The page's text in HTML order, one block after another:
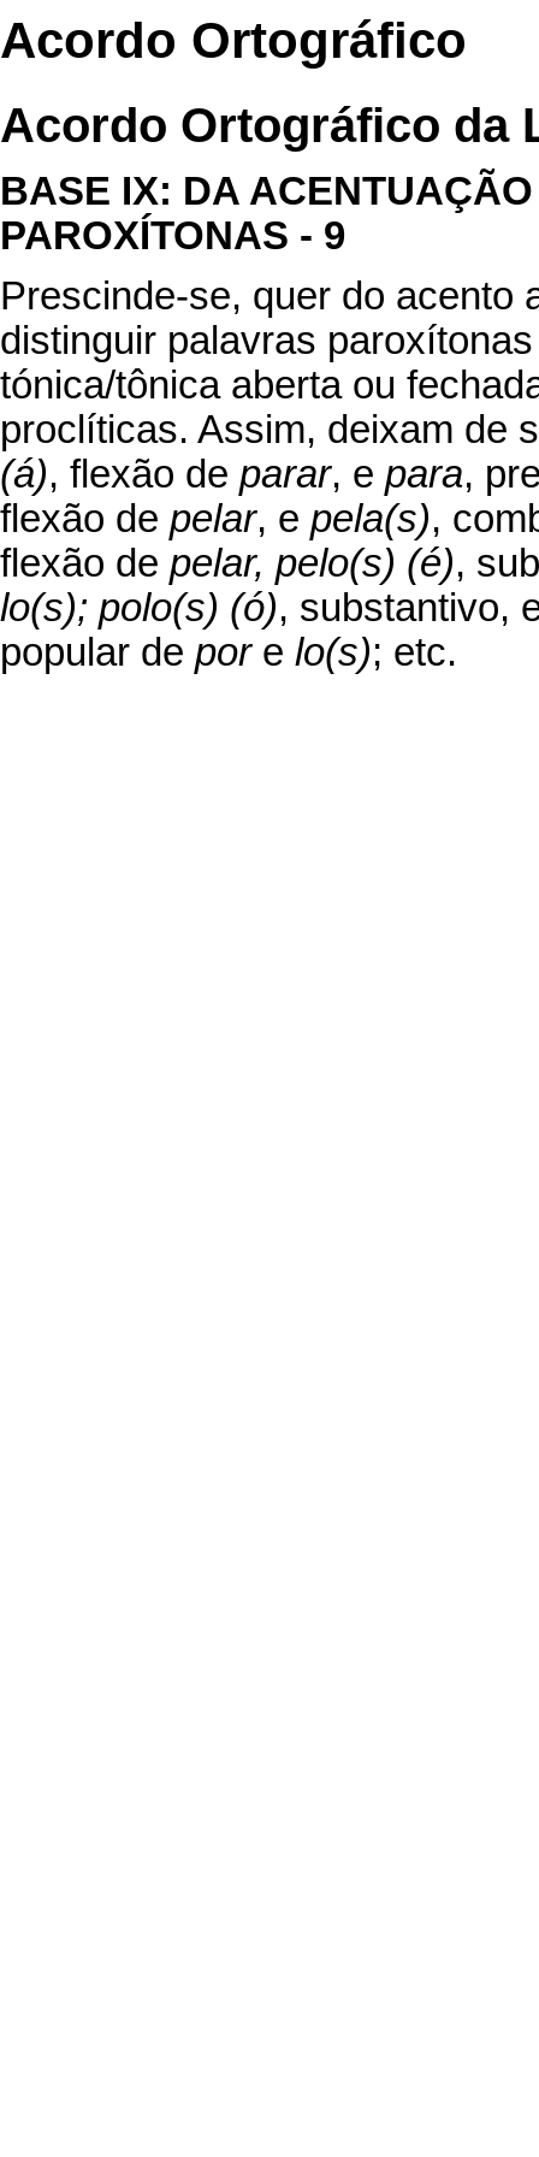
Acordo Ortográfico
Acordo Ortográfico da
BASE IX: DA
PAROXÍTONAS - 9
Prescinde-se, quer do acento
distinguir palavras
tónica/tônica aberta ou
proclíticas. Assim, deixam de
(á), flexão de parar, e para,
flexão de pelar, e pela(s),
flexão de pelar, pelo(s) (é),
lo(s); polo(s) (ó), substantivo,
popular de pore lo(s); etc.